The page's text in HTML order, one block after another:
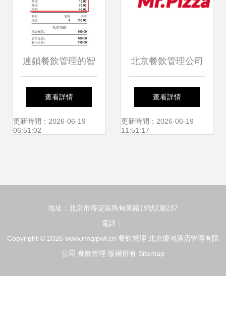
連鎖餐飲管理的智
慧升級 關于連鎖餐
飲管理系統及其相
查看詳情
更新時間：2026-06-19
06:51:02
北京餐飲管理公司
全景圖 大數據、異
合食品與婚慶禮儀
查看詳情
更新時間：2026-06-19
11:51:17
地址：北京市海淀區馬甸東路19號2層237
電話：-
Copyright © 2026 www.rmqlpwl.cn 餐飲管理 北京優鴻酒店管理有限
公司 餐飲管理 版權所有 Sitemap